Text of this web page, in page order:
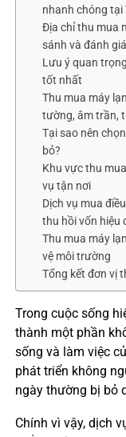
nhanh chóng tại
Địa chỉ thu mua
sánh và đánh giá
Lưu ý quan
tốt nhất
Thu mua máy
tường, âm trần,
Tại sao nên
bỏ?
Khu vực thu
vụ tận nơi
Dịch vụ mua
thu hồi vốn hiệu
Thu mua máy
vệ môi trường
Tổng kết đơn vị
Trong cuộc sống
thành một phần
sống và làm việc
phát triển không
ngày thường bị bỏ
Chính vì vậy, dịch